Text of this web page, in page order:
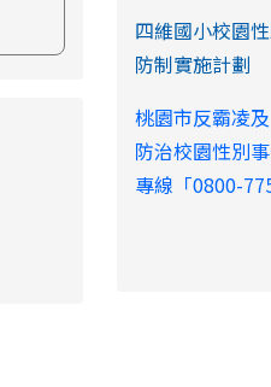
XOOPS
四維國小校園
防制實施計劃
桃園市反霸凌及
防治校園性別
專線「0800-